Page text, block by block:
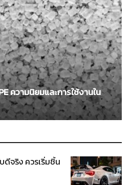
ความนิยมและการใช้งานใน
ดีจริง ควรเริ่มชิ้น